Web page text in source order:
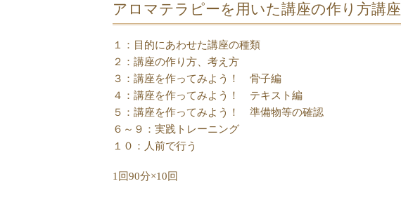
アロマテラピーを用いた講座の作り方講座
１：目的にあわせた講座の種類
２：講座の作り方、考え方
３：講座を作ってみよう！ 骨子編
４：講座を作ってみよう！ テキスト編
５：講座を作ってみよう！ 準備物等の確認
６～９：実践トレーニング
１０：人前で行う
1回90分×10回